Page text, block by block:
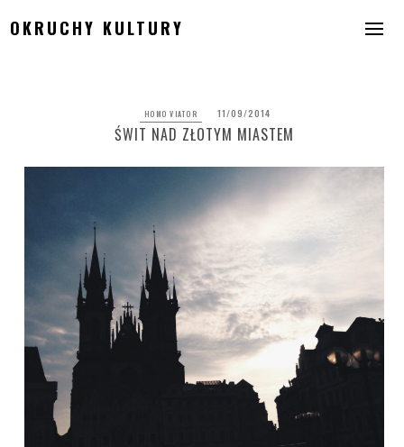
toOKRUCHY KULTURY
HOMO VIATOR 11/09/2014
ŚWIT NAD ZŁOTYM MIASTEM